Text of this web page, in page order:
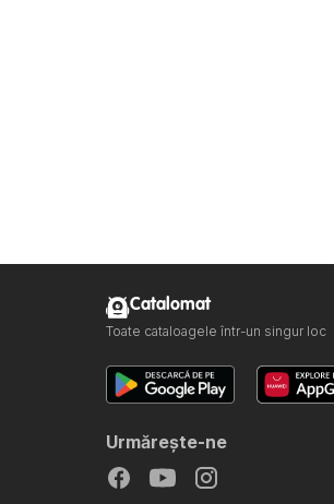
Catalomat
Toate cataloagele într-un singur loc
Urmăreşte-ne